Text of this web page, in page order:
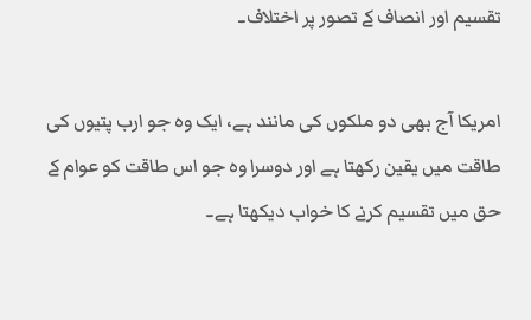
تقسیم اور انصاف کے تصور پر اختلاف۔
امریکا آج بھی دو ملکوں کی مانند ہے، ایک وہ جو ارب پتیوں کی
طاقت میں یقین رکھتا ہے اور دوسرا وہ جو اس طاقت کو عوام کے
حق میں تقسیم کرنے کا خواب دیکھتا ہے۔